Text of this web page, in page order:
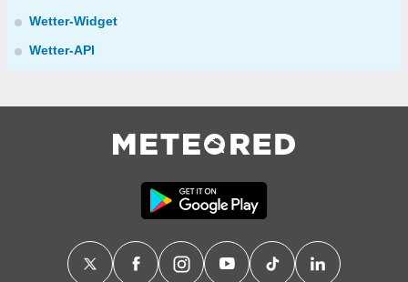
Wetter-Widget
Wetter-API